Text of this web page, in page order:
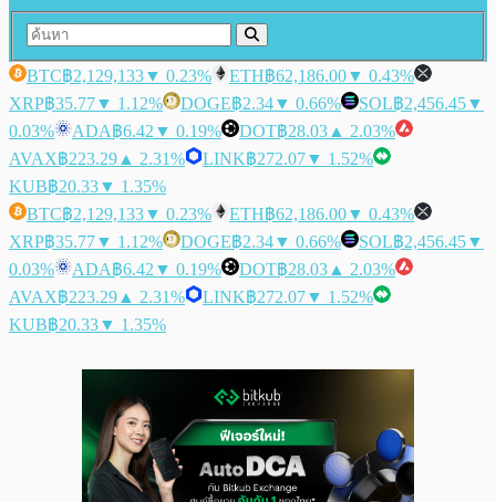
BTC฿2,129,133▼ 0.23% ETH฿62,186.00▼ 0.43%
XRP฿35.77▼ 1.12% DOGE฿2.34▼ 0.66% SOL฿2,456.45▼
0.03%
ADA฿6.42 ▼ 0.19% DOT฿28.03 ▲ 2.03%
AVAX฿223.29 ▲ 2.31% LINK฿272.07▼ 1.52%
KUB฿20.33▼ 1.35%
BTC฿2,129,133▼ 0.23% ETH฿62,186.00▼ 0.43%
XRP฿35.77▼ 1.12% DOGE฿2.34▼ 0.66% SOL฿2,456.45▼
0.03%
ADA฿6.42 ▼ 0.19% DOT฿28.03 ▲ 2.03%
AVAX฿223.29 ▲ 2.31% LINK฿272.07▼ 1.52%
KUB฿20.33▼ 1.35%